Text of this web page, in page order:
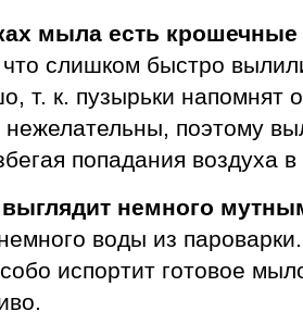
мыла есть
слишком быстро
т. к. пузырьки напомнят
нежелательны, поэтому
попадания воздуха
немного
воды из
испортит готовое